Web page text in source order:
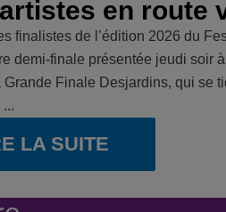
en route
finalistes de l’édition 2026 du
demi-finale présentée jeudi soir
Grande Finale Desjardins, qui se
LA SUITE